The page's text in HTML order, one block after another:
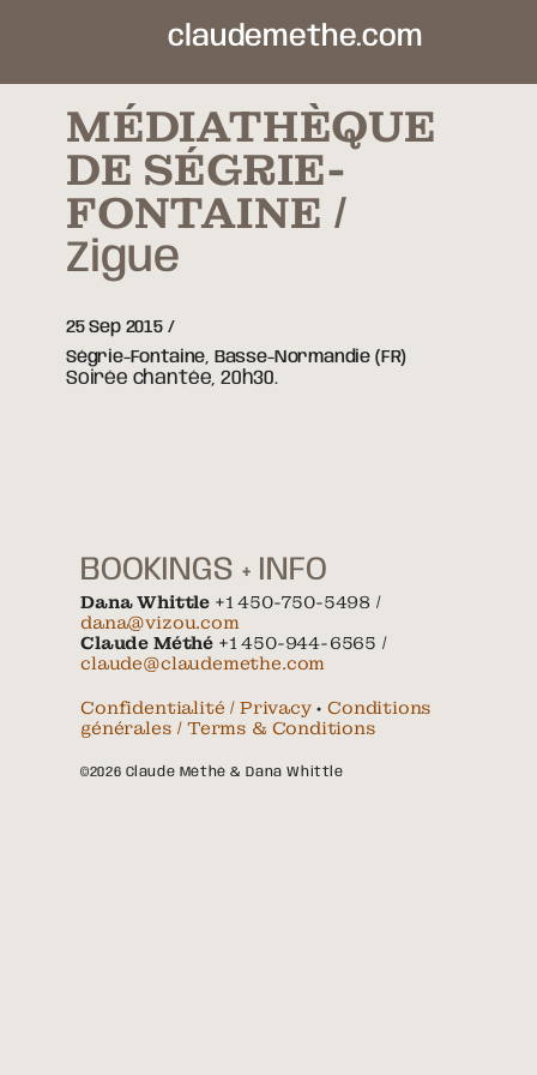
claudemethe.com
MÉDIATHÈQUE
DE SÉGRIE-
FONTAINE
Zigue
25 Sep 2015
Ségrie-Fontaine, Basse-Normandie (FR)
Soirée chantée, 20h30.
BOOKINGS + INFO
Dana Whittle +1 450-750-5498 /
dana@vizou.com
Claude Méthé +1 450-944-6565 /
claude@claudemethe.com
Confidentialité / Privacy•Conditions
générales / Terms & Conditions
©2026 Claude Méthé & Dana Whittle